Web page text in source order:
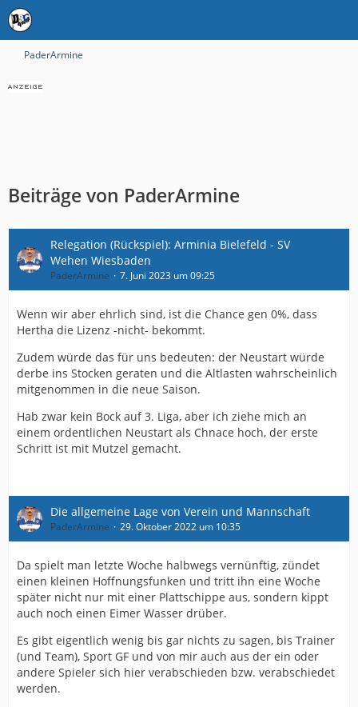
PaderArmine
Beiträge von PaderArmine
Relegation (Rückspiel): Arminia Bielefeld - SV
Wehen Wiesbaden
PaderArmine 7. Juni 2023 um 09:25
Wenn wir aber ehrlich sind, ist die Chance gen 0%, dass
Hertha die Lizenz -nicht- bekommt.
Zudem würde das für uns bedeuten: der Neustart würde
derbe ins Stocken geraten und die Altlasten wahrscheinlich
mitgenommen in die neue Saison.
Hab zwar kein Bock auf 3. Liga, aber ich ziehe mich an
einem ordentlichen Neustart als Chnace hoch, der erste
Schritt ist mit Mutzel gemacht.
Die allgemeine Lage von Verein und Mannschaft
PaderArmine 29. Oktober 2022 um 10:35
Da spielt man letzte Woche halbwegs vernünftig, zündet
einen kleinen Hoffnungsfunken und tritt ihn eine Woche
später nicht nur mit einer Plattschippe aus, sondern kippt
auch noch einen Eimer Wasser drüber.
Es gibt eigentlich wenig bis gar nichts zu sagen, bis Trainer
(und Team), Sport GF und von mir auch aus der ein oder
andere Spieler sich hier verabschieden bzw. verabschiedet
werden.